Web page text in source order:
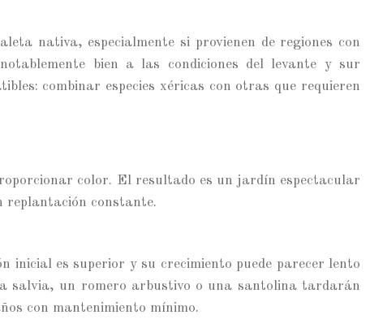
nativa, especialmente si provienen de regiones con
bien a las condiciones del levante y sur
combinar especies xéricas con otras que requieren
color. El resultado es un jardín espectacular
replantación constante.
inicial es superior y su crecimiento puede parecer lento
salvia, un romero arbustivo o una santolina tardarán
con mantenimiento mínimo.